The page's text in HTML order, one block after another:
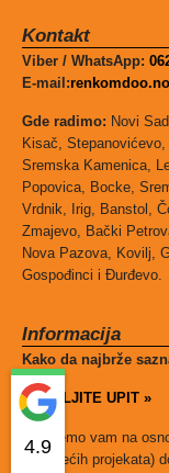
Kontakt
Viber / WhatsApp:
E-mail:
Gde radimo: Novi
Kisač,
Sremska Kamenica,
Popovica, Bocke,
Vrdnik, Irig, Banstol,
Zmajevo, Bački
Nova Pazova, Kovilj,
Gospođinci i Đurđevo.
Informacija
Kako da najbrže
POŠALJITE UPIT »
I mi ćemo vam na
(kod većih projekata)
4.9